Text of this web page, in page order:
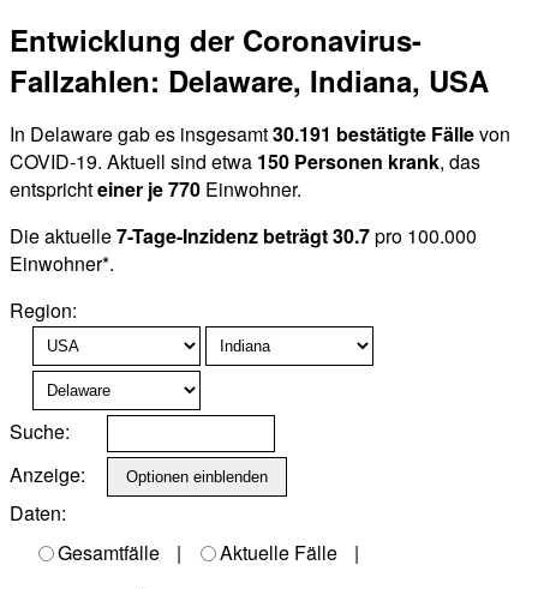
Entwicklung der Coronavirus-
Fallzahlen: Delaware, Indiana, USA
In Delaware gab es insgesamt30.191 bestätigte Fällevon
COVID-19. Aktuell sind etwa 150 Personen krank, das
entsprichteiner je 770 Einwohner.
Die aktuelle7-Tage-Inzidenz beträgt 30.7pro 100.000
Einwohner*.
Region:
Suche:
Anzeige:
Daten:
Gesamtfälle
| Aktuelle Fälle
|